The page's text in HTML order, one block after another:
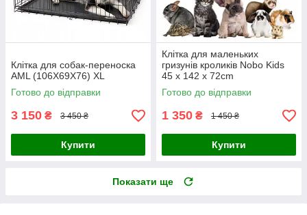
Клітка для собак-переноска
AML (106X69X76) XL
Готово до відправки
3 150 ₴ 3 450 ₴
Купити
Клітка для маленьких
гризунів кроликів Nobo Kids
45 x 142 x 72cm
Готово до відправки
1 350 ₴ 1 450 ₴
Купити
Показати ще